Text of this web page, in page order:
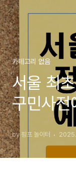
카테고리 없음
서울 최
구민사전
일정
by 핑프 놀이터